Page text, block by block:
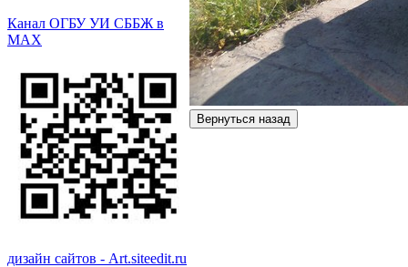
Канал ОГБУ УИ СББЖ в
МАХ
дизайн сайтов - Art.siteedit.ru